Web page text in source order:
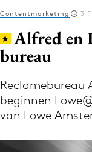
Log in
Volg het
Contentmarketing 3
Alfred en
bureau
Reclamebureau
beginnen
van Lowe